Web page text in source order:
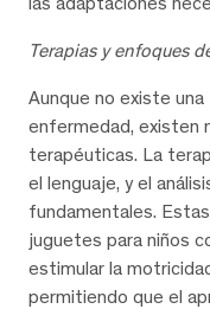
Terapias y enfoques
Aunque no existe
enfermedad, existen
terapéuticas. La
el lenguaje, y el
fundamentales.
juguetes para niños
estimular la
permitiendo que el